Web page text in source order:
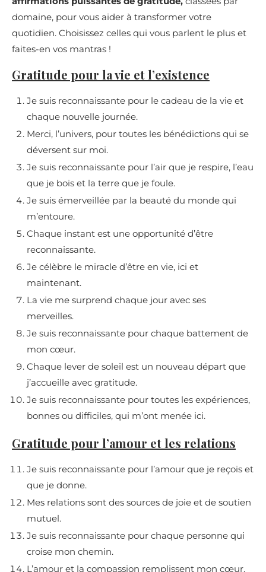
domaine, pour vous aider à transformer votre
quotidien. Choisissez celles qui vous parlent le plus et
faites-en vos mantras !
Gratitude pour la vie et l’existence
Je suis reconnaissante pour le cadeau de la vie et
chaque nouvelle journée.
Merci, l’univers, pour toutes les bénédictions qui se
déversent sur moi.
Je suis reconnaissante pour l’air que je respire, l’eau
que je bois et la terre que je foule.
Je suis émerveillée par la beauté du monde qui
m’entoure.
Chaque instant est une opportunité d’être
reconnaissante.
Je célèbre le miracle d’être en vie, ici et
maintenant.
La vie me surprend chaque jour avec ses
merveilles.
Je suis reconnaissante pour chaque battement de
mon cœur.
Chaque lever de soleil est un nouveau départ que
j’accueille avec gratitude.
Je suis reconnaissante pour toutes les expériences,
bonnes ou difficiles, qui m’ont menée ici.
Gratitude pour l’amour et les relations
Je suis reconnaissante pour l’amour que je reçois et
que je donne.
Mes relations sont des sources de joie et de soutien
mutuel.
Je suis reconnaissante pour chaque personne qui
croise mon chemin.
L’amour et la compassion remplissent mon cœur.